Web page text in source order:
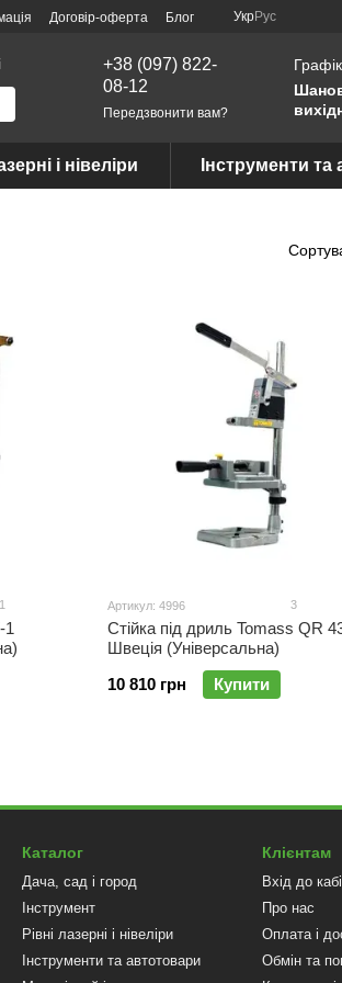
Договір-оферта Блог УкрРус
+38 (097) 822-
08-12
Передзвонити вам?
і нівеліри Інструменти та
1
1
Артикул: 4996 3
Стійка під дриль Tomass QR
Швеція (Універсальна)
10 810 грн
Купити
Каталог
Дача, сад і город
Інструмент
Рівні лазерні і нівеліри
Інструменти та автотовари
Клієнтам
Вхід до
Про нас
Оплата і
Обмін та